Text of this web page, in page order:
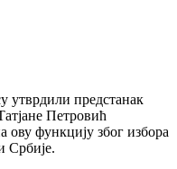
утврдили предстанак
Петровић
ову функцију због избора
Србије.